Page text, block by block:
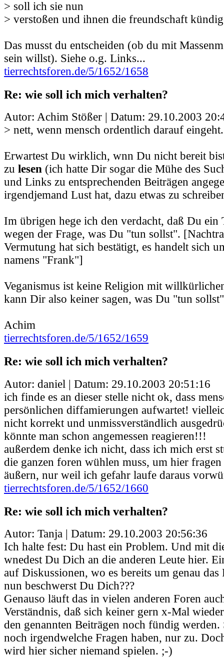
> soll ich sie nun
> verstoßen und ihnen die freundschaft
Das musst du entscheiden (ob du mit
sein willst). Siehe o.g. Links...
tierrechtsforen.de/5/1652/1658
Re: wie soll ich mich verhalten?
Autor: Achim Stößer | Datum: 29.10.2003
> nett, wenn mensch ordentlich darauf
Erwartest Du wirklich, wnn Du nicht bereit
zu lesen (ich hatte Dir sogar die Mühe des
und Links zu entsprechenden Beiträgen
irgendjemand Lust hat, dazu etwas zu
Im übrigen hege ich den verdacht, daß Du ein
wegen der Frage, was Du "tun sollst".
Vermutung hat sich bestätigt, es handelt sich
namens "Frank"]
Veganismus ist keine Religion mit
kann Dir also keiner sagen, was Du "tun
Achim
tierrechtsforen.de/5/1652/1659
Re: wie soll ich mich verhalten?
Autor: daniel | Datum: 29.10.2003 20:51:16
ich finde es an dieser stelle nicht ok, dass
persönlichen diffamierungen aufwartet!
nicht korrekt und unmissverständlich
könnte man schon angemessen reagieren!!!
außerdem denke ich nicht, dass ich mich erst
die ganzen foren wühlen muss, um hier
äußern, nur weil ich gefahr laufe daraus
tierrechtsforen.de/5/1652/1660
Re: wie soll ich mich verhalten?
Autor: Tanja | Datum: 29.10.2003 20:56:36
Ich halte fest: Du hast ein Problem. Und mit
wnedest Du Dich an die anderen Leute hier.
auf Diskussionen, wo es bereits um genau
nun beschwerst Du Dich???
Genauso läuft das in vielen anderen Foren
Verständnis, daß sich keiner gern x-Mal
den genannten Beiträgen noch fündig werden.
noch irgendwelche Fragen haben, nur zu.
wird hier sicher niemand spielen. ;-)